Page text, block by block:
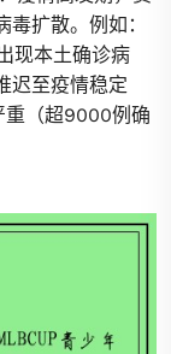
扩散。例如：
现本土确诊病
迟至疫情稳定
重（超9000例确